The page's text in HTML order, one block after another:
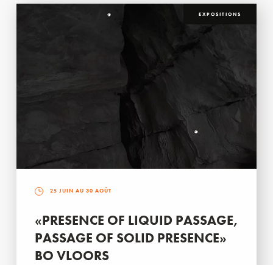
EXPOSITIONS
25 JUIN AU 30 AOÛT
«PRESENCE OF LIQUID PASSAGE,
PASSAGE OF SOLID PRESENCE»
BO VLOORS